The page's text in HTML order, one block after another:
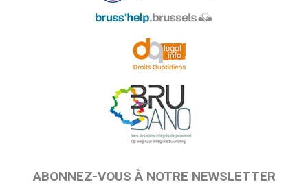
ABONNEZ-VOUS À NOTRE NEWSLETTER